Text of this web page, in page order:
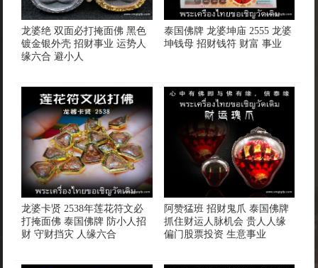
龙婆绝 双面必打掩面佛 黑色
镀金银外壳 招财事业 运势人
缘六合 避小人
泰国佛牌 龙婆坤庙 2555 龙婆
坤钱母 招财钱符 财富 事业
龙婆卡贤 2538年莲花符文必
打掩面佛 泰国佛牌 防小人招
财 守财挡灾 人缘六合
阿赞猛班 招财鬼爪 泰国佛牌
抓住财运人脉机会 贵人人缘
偏门股票投资 生意事业